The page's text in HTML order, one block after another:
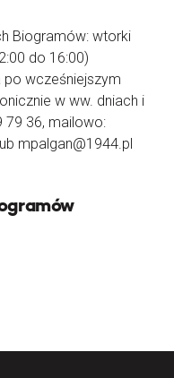
Biogramów: wtorki
do 16:00)
wcześniejszym
w ww. dniach i
79 36, mailowo:
mpalgan@1944.pl